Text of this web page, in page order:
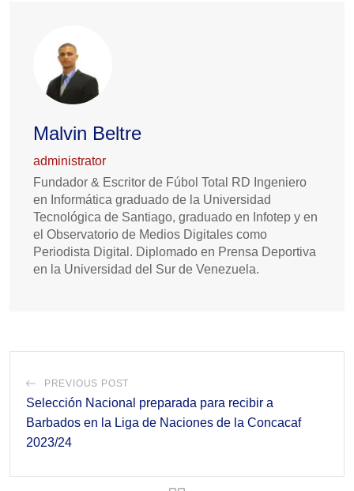
Malvin Beltre
administrator
Fundador & Escritor de Fúbol Total RD Ingeniero
en Informática graduado de la Universidad
Tecnológica de Santiago, graduado en Infotep y en
el Observatorio de Medios Digitales como
Periodista Digital. Diplomado en Prensa Deportiva
en la Universidad del Sur de Venezuela.
PREVIOUS POST
Selección Nacional preparada para recibir a
Barbados en la Liga de Naciones de la Concacaf
2023/24